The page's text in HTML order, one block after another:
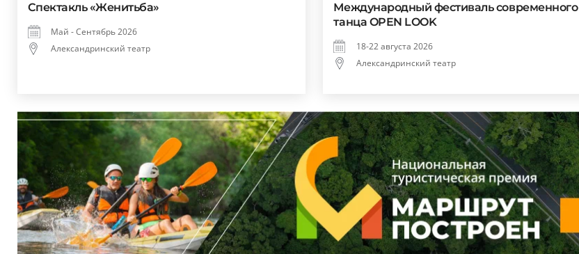
Спектакль «Женитьба»
Май - Сентябрь 2026
Александринский театр
Международный фестиваль современного
танца OPEN LOOK
18-22 августа 2026
Александринский театр